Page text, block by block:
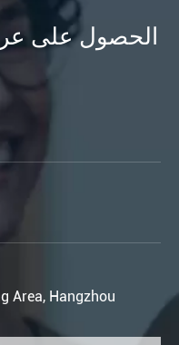
الحصول على
Area, Hangzhou